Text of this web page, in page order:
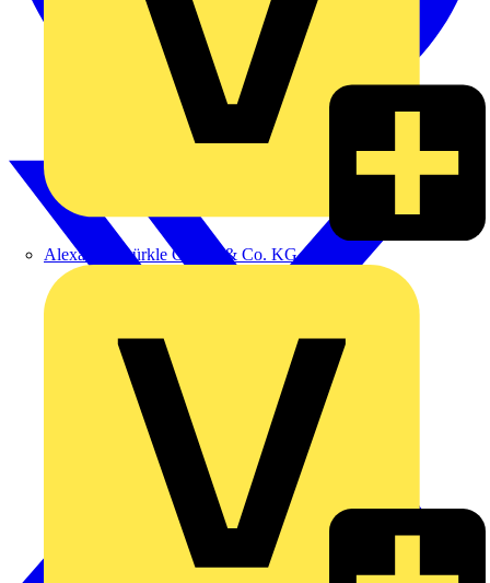
Alexander Bürkle GmbH & Co. KG